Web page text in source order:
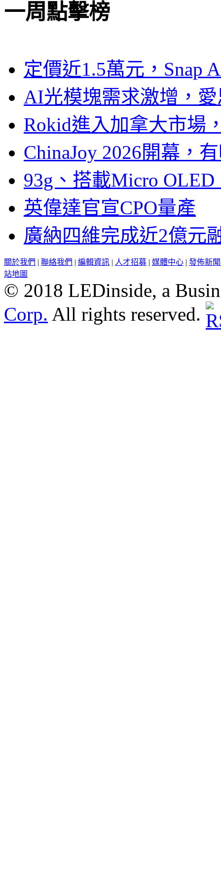
一周點擊榜
定價近1.5萬元，Snap
AI光模塊需求激增，
Rokid進入加拿大市場
ChinaJoy 2026開幕，
93g、搭載Micro
英偉達官宣CPO量產
廣納四維完成近2億元
關於我們 | 聯絡我們 | 編輯資訊 | 人才招募 | 媒體中心 | 發佈新
站地圖
© 2018 LEDinside, a
Corp. All rights reserved.